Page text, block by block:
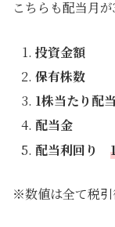
こちらも配当月
投資金額
保有株数
1株当た
配当金
配当利回り
※数値は全て税引